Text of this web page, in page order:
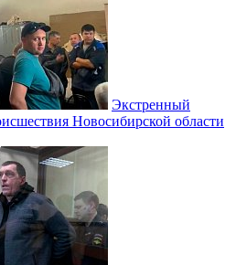
Экстренный
Новосибирской области